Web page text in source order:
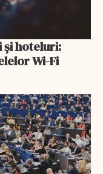
și hoteluri:
Wi-Fi